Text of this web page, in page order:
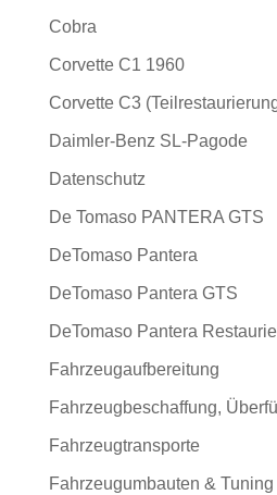
Cobra
Corvette C1 1960
Corvette C3
Daimler-Benz SL-Pagode
Datenschutz
De Tomaso PANTERA GTS
DeTomaso Pantera
DeTomaso Pantera GTS
DeTomaso Pantera
Fahrzeugaufbereitung
Fahrzeugbeschaffung,
Fahrzeugtransporte
Fahrzeugumbauten & Tuning